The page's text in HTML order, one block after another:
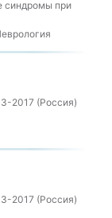
синдромы при
2017 (Россия)
2017 (Россия)